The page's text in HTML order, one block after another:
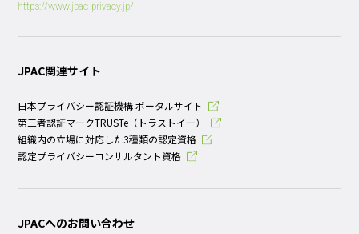
https://www.jpac-privacy.jp/
JPAC関連サイト
日本プライバシー認証機構 ポータルサイト
第三者認証マークTRUSTe（トラストイー）
組織内の立場に対応した3種類の認定資格
認定プライバシーコンサルタント資格
JPACへのお問い合わせ